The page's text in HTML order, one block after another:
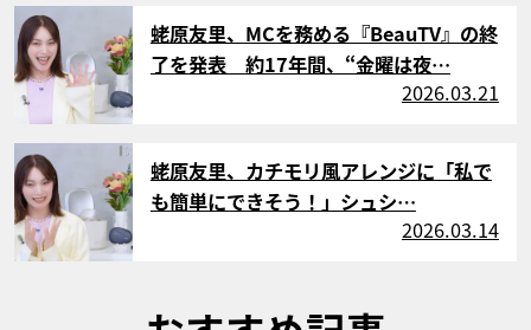
サムネイル
蛯原友里、MCを務める『BeauTV』の終
了を発表 約17年間、“金曜は夜…
2026.03.21
蛯原友里、カチモリ風アレンジに「私で
も簡単にできそう！」シュシ…
2026.03.14